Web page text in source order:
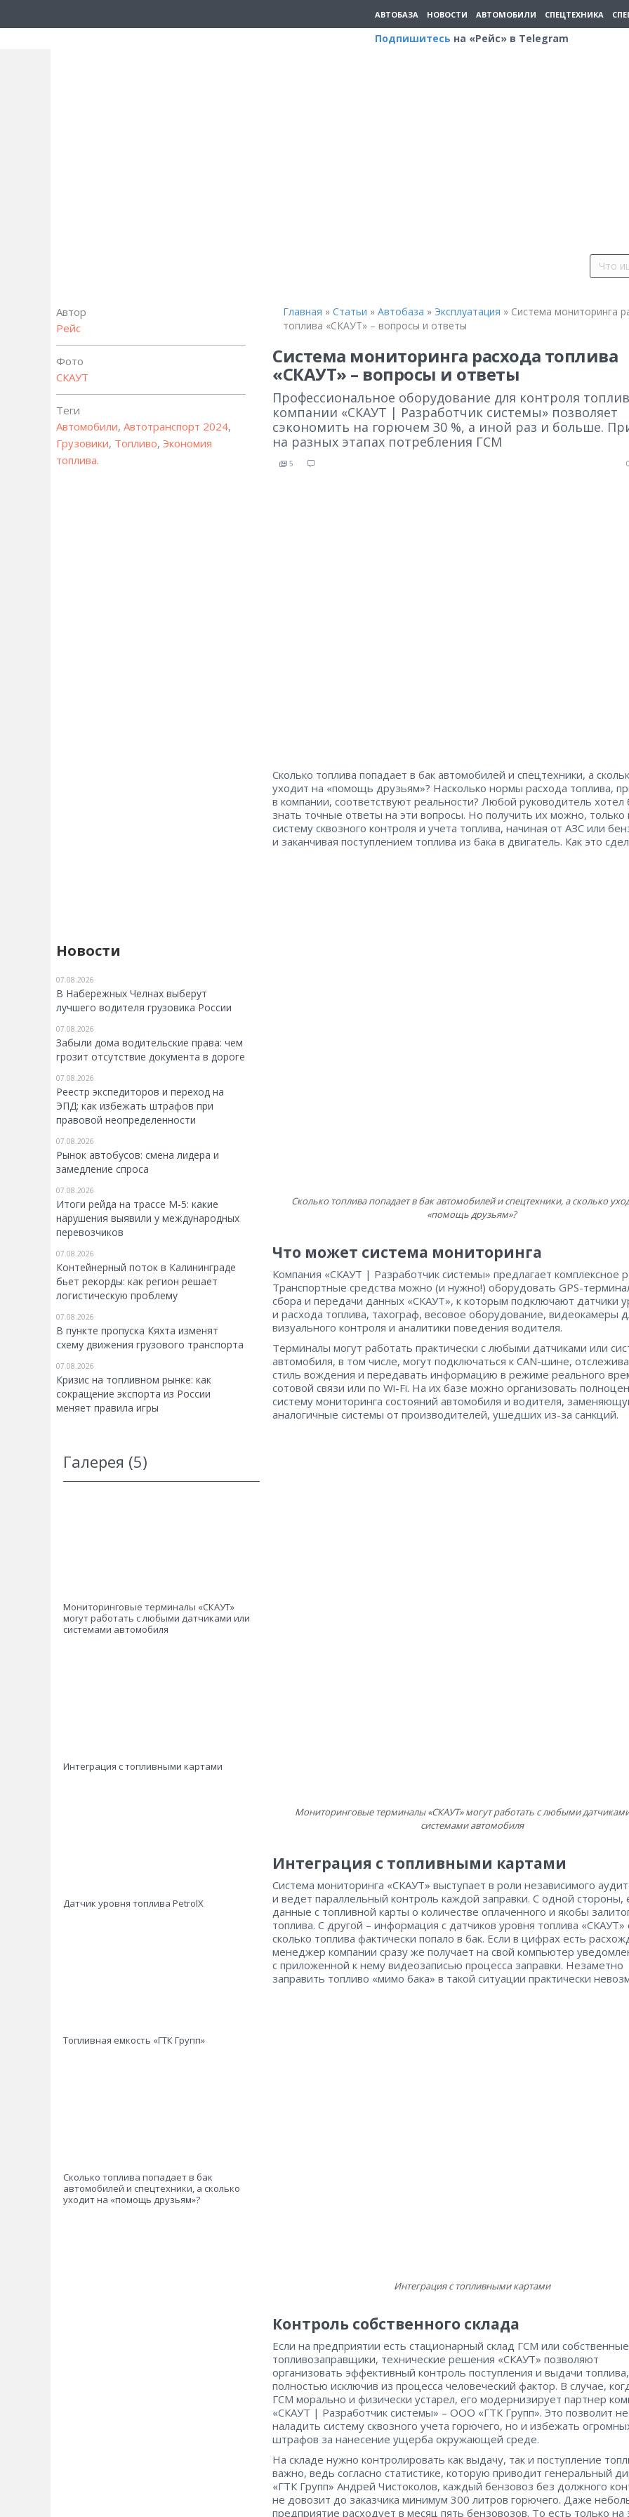
АВТОБАЗА НОВОСТИ АВТОМОБИЛИ СПЕЦТЕХНИКА
Подпишитесь на «Рейс» в Telegram
Автор
Рейс
Фото
СКАУТ
Теги
Автомобили, Автотранспорт 2024,
Грузовики, Топливо, Экономия
топлива.
Новости
07.08.2026
В Набережных Челнах выберут
лучшего водителя грузовика России
07.08.2026
Забыли дома водительские права: чем
грозит отсутствие документа в дороге
07.08.2026
Реестр экспедиторов и переход на
ЭПД: как избежать штрафов при
правовой неопределенности
07.08.2026
Рынок автобусов: смена лидера и
замедление спроса
07.08.2026
Итоги рейда на трассе М-5: какие
нарушения выявили у международных
перевозчиков
07.08.2026
Контейнерный поток в Калининграде
бьет рекорды: как регион решает
логистическую проблему
07.08.2026
В пункте пропуска Кяхта изменят
схему движения грузового транспорта
07.08.2026
Кризис на топливном рынке: как
сокращение экспорта из России
меняет правила игры
Галерея (5)
Мониторинговые терминалы «СКАУТ»
могут работать с любыми датчиками или
системами автомобиля
Интеграция с топливными картами
Датчик уровня топлива PetrolX
Топливная емкость «ГТК Групп»
Сколько топлива попадает в бак
автомобилей и спецтехники, а сколько
уходит на «помощь друзьям»?
Главная » Статьи » Автобаза » Эксплуатация » Система мониторинга
топлива «СКАУТ» – вопросы и ответы
Система мониторинга расхода топлива
«СКАУТ» – вопросы и ответы
Профессиональное оборудование для контроля
компании «СКАУТ | Разработчик системы» позволяет
сэкономить на горючем 30 %, а иной раз и больше.
на разных этапах потребления ГСМ
5
Сколько топлива попадает в бак автомобилей и спецтехники, а
уходит на «помощь друзьям»? Насколько нормы расхода топлива,
в компании, соответствуют реальности? Любой руководитель хотел
знать точные ответы на эти вопросы. Но получить их можно, только
систему сквозного контроля и учета топлива, начиная от АЗС или
и заканчивая поступлением топлива из бака в двигатель. Как это
Сколько топлива попадает в бак автомобилей и спецтехники, а сколько
«помощь друзьям»?
Что может система мониторинга
Компания «СКАУТ | Разработчик системы» предлагает комплексное
Транспортные средства можно (и нужно!) оборудовать GPS-
сбора и передачи данных «СКАУТ», к которым подключают датчики
и расхода топлива, тахограф, весовое оборудование, видеокамеры
визуального контроля и аналитики поведения водителя.
Терминалы могут работать практически с любыми датчиками или
автомобиля, в том числе, могут подключаться к CAN-шине,
стиль вождения и передавать информацию в режиме реального
сотовой связи или по Wi-Fi. На их базе можно организовать
систему мониторинга состояний автомобиля и водителя,
аналогичные системы от производителей, ушедших из-за санкций.
Мониторинговые терминалы «СКАУТ» могут работать с любыми
системами автомобиля
Интеграция с топливными картами
Система мониторинга «СКАУТ» выступает в роли независимого
и ведет параллельный контроль каждой заправки. С одной стороны,
данные с топливной карты о количестве оплаченного и якобы
топлива. С другой – ​информация с датчиков уровня топлива «СКАУТ»
сколько топлива фактически попало в бак. Если в цифрах есть
менеджер компании сразу же получает на свой компьютер
с приложенной к нему видеозаписью процесса заправки. Незаметно
заправить топливо «мимо бака» в такой ситуации практически
Интеграция с топливными картами
Контроль собственного склада
Если на предприятии есть стационарный склад ГСМ или собственные
топливозаправщики, технические решения «СКАУТ» позволяют
организовать эффективный контроль поступления и выдачи топлива,
полностью исключив из процесса человеческий фактор. В случае,
ГСМ морально и физически устарел, его модернизирует партнер
«СКАУТ | Разработчик системы» – ​ООО «ГТК Групп». Это позволит
наладить систему сквозного учета горючего, но и избежать
штрафов за нанесение ущерба окружающей среде.
На складе нужно контролировать как выдачу, так и поступление
важно, ведь согласно статистике, которую приводит генеральный
«ГТК Групп» Андрей Чистоколов, каждый бензовоз без должного
не довозит до заказчика минимум 300 литров горючего. Даже
предприятие расходует в месяц пять бензовозов. То есть только на